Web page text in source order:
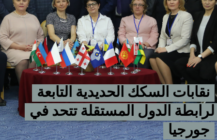
نقابات السكك الحديدية التابعة
لرابطة الدول المستقلة تتحد في
جورجيا